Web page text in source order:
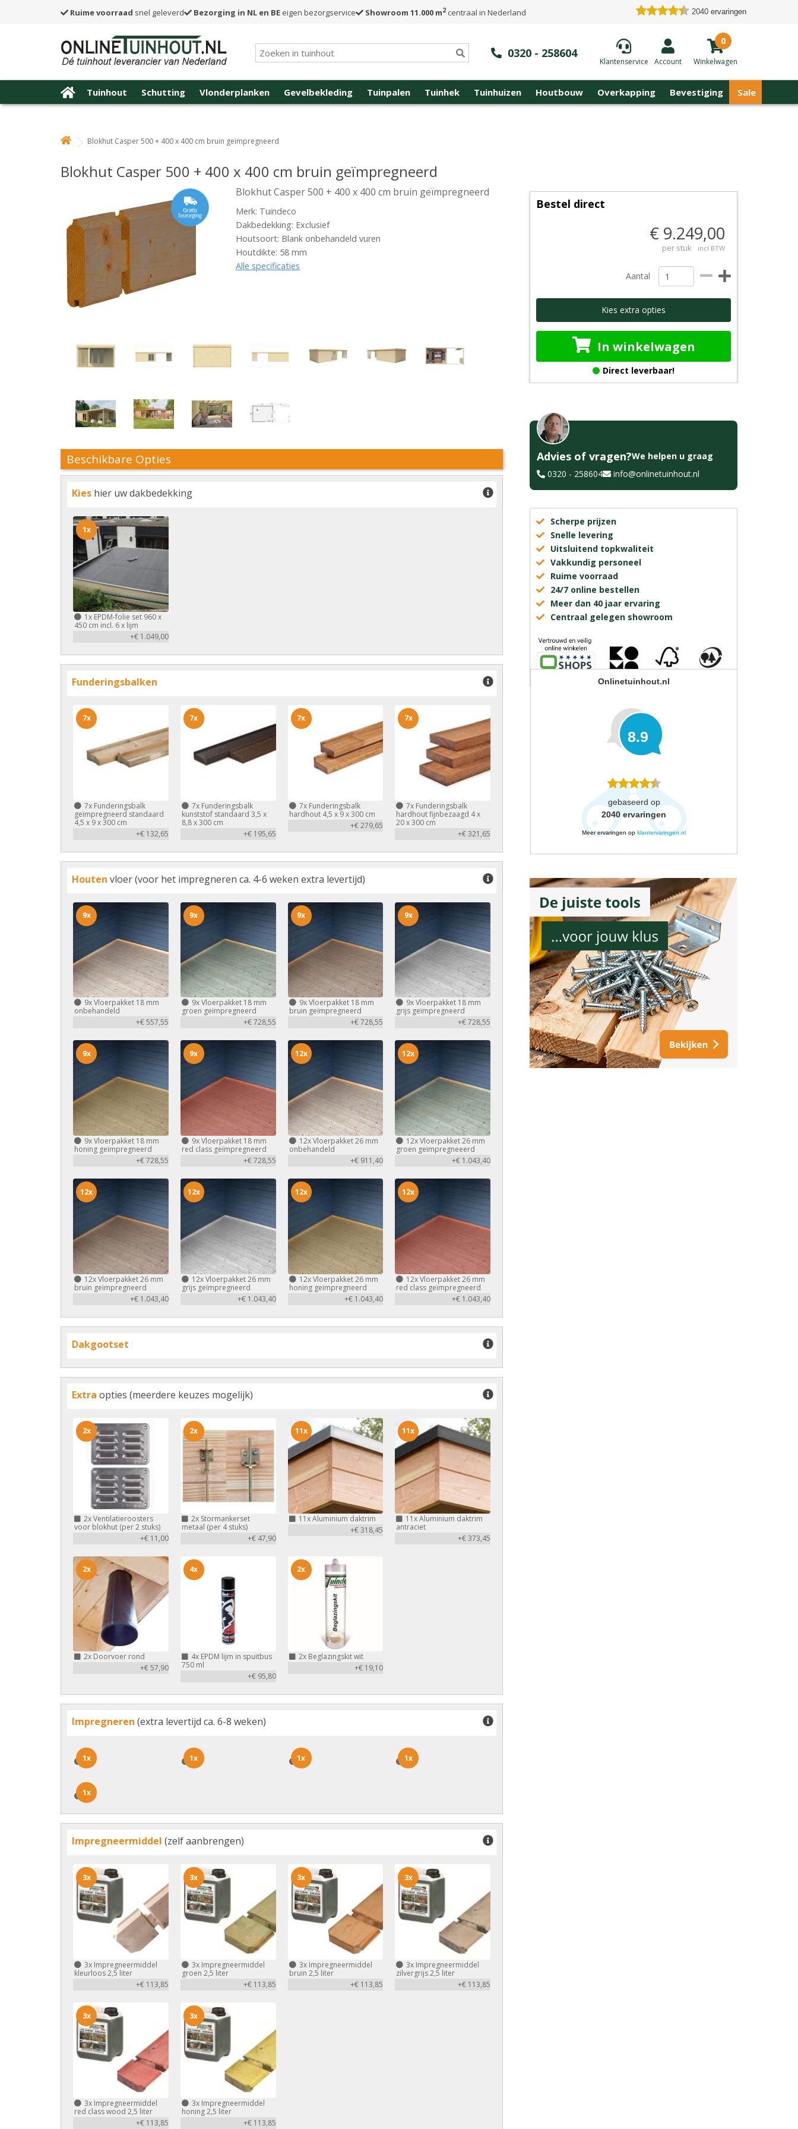
Ruime voorraad snel geleverd Bezorging in NL en BE eigen bezorgservice Showroom 11.000 m2centraal in Nederland 2040 ervaringen
0320 - 258604
Klantenservice Account
0
Winkelwagen
Tuinhout Schutting Vlonderplanken Gevelbekleding Tuinpalen Tuinhek Tuinhuizen Houtbouw Overkapping Bevestiging Sale
Blokhut Casper 500 + 400 x 400 cm bruin geïmpregneerd
Blokhut Casper 500 + 400 x 400 cm bruin geïmpregneerd
Blokhut Casper 500 + 400 x 400 cm bruin geïmpregneerd
Merk: Tuindeco
Dakbedekking: Exclusief
Houtsoort: Blank onbehandeld vuren
Houtdikte: 58 mm
Alle specificaties
Beschikbare Opties
Kies hier uw dakbedekking
1x EPDM-folie set 960 x
450 cm incl. 6 x lijm
+€ 1.049,00
1x
Funderingsbalken
7x Funderingsbalk
geïmpregneerd standaard
4,5 x 9 x 300 cm
+€ 132,65
7x
7xFunderingsbalk
kunststof standaard 3,5 x
8,8 x 300 cm
+€ 195,65
7x
7xFunderingsbalk
hardhout 4,5 x 9 x 300 cm
+€ 279,65
7x
7x Funderingsbalk
hardhout fijnbezaagd 4 x
20 x 300 cm
+€ 321,65
7x
Houten vloer (voor het impregneren ca. 4-6 weken extra levertijd)
9xVloerpakket 18 mm
onbehandeld
+€ 557,55
9x
9xVloerpakket 18 mm
groen geïmpregneerd
+€ 728,55
9x
9xVloerpakket 18 mm
bruin geïmpregneerd
+€ 728,55
9x
9xVloerpakket 18 mm
grijs geïmpregneerd
+€ 728,55
9x
9xVloerpakket 18 mm
honing geïmpregneerd
+€ 728,55
9x
9xVloerpakket 18 mm
red class geïmpregneerd
+€ 728,55
9x
12xVloerpakket 26 mm
onbehandeld
+€ 911,40
12x
12xVloerpakket 26 mm
groen geïmpregneeerd
+€ 1.043,40
12x
12xVloerpakket 26 mm
bruin geïmpregneerd
+€ 1.043,40
12x
12xVloerpakket 26 mm
grijs geïmpregneerd
+€ 1.043,40
12x
12xVloerpakket 26 mm
honing geïmpregneerd
+€ 1.043,40
12x
12xVloerpakket 26 mm
red class geïmpregneerd
+€ 1.043,40
12x
Dakgootset
Extra opties (meerdere keuzes mogelijk)
2xVentilatieroosters
voor blokhut (per 2 stuks)
+€ 11,00
2x
2xStormankerset
metaal (per 4 stuks)
+€ 47,90
2x
11xAluminium daktrim
+€ 318,45
11x
11xAluminium daktrim
antraciet
+€ 373,45
11x
2x Doorvoer rond
+€ 57,90
2x
4xEPDM lijm in spuitbus
750 ml
+€ 95,80
4x
2xBeglazingskit wit
+€ 19,10
2x
Impregneren (extra levertijd ca. 6-8 weken)
1x
1x 1x
1x 1x
1x 1x
1x
1x
1x
Impregneermiddel (zelf aanbrengen)
3x Impregneermiddel
kleurloos 2,5 liter
+€ 113,85
3x
3xImpregneermiddel
groen 2,5 liter
+€ 113,85
3x
3xImpregneermiddel
bruin 2,5 liter
+€ 113,85
3x
3x Impregneermiddel
zilvergrijs 2,5 liter
+€ 113,85
3x
3x Impregneermiddel
red class wood 2,5 liter
+€ 113,85
3x
3xImpregneermiddel
honing 2,5 liter
+€ 113,85
3x
Bestel direct
€ 9.249,00
per stuk incl BTW
Aantal
Kies extra opties
In winkelwagen
Direct leverbaar!
Advies of vragen?We helpen u graag
0320 - 258604
info@onlinetuinhout.nl
Scherpe prijzen
Snelle levering
Uitsluitend topkwaliteit
Vakkundig personeel
Ruime voorraad
24/7 online bestellen
Meer dan 40 jaar ervaring
Centraal gelegen showroom
Onlinetuinhout.nl
8.9
gebaseerd op
2040 ervaringen
Meer ervaringen op klantervaringen.nl